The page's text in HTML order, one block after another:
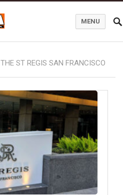
MENU
THE ST REGIS SAN FRANCISCO